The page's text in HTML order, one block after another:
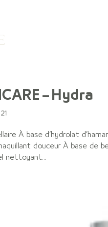
– Hydra
À base d’hydrolat
douceur À base de
nettoyant...